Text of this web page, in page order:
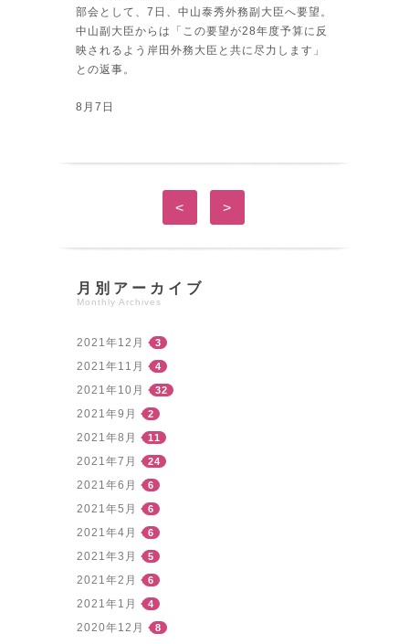
部会として、7日、中山泰秀外務副大臣へ要望。
中山副大臣からは「この要望が28年度予算に反
映されるよう岸田外務大臣と共に尽力します」
との返事。
8月7日
< >
月別アーカイブ
Monthly Archives
2021年12月 3
2021年11月 4
2021年10月 32
2021年9月 2
2021年8月 11
2021年7月 24
2021年6月 6
2021年5月 6
2021年4月 6
2021年3月 5
2021年2月 6
2021年1月 4
2020年12月 8